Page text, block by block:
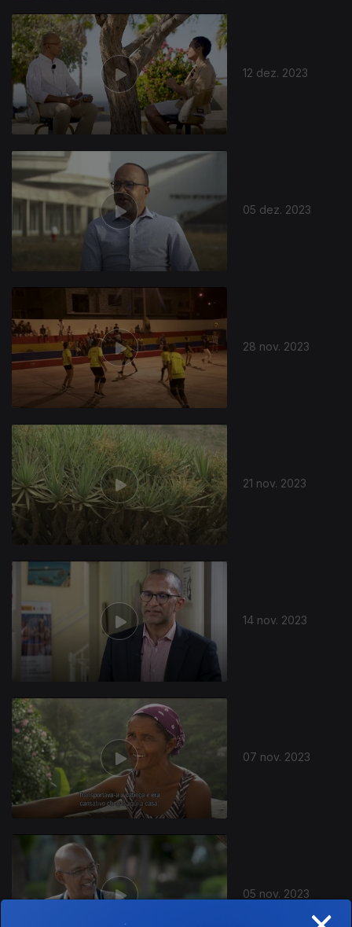
12 dez. 2023
05 dez. 2023
28 nov. 2023
21 nov. 2023
14 nov. 2023
07 nov. 2023
05 nov. 2023
726227